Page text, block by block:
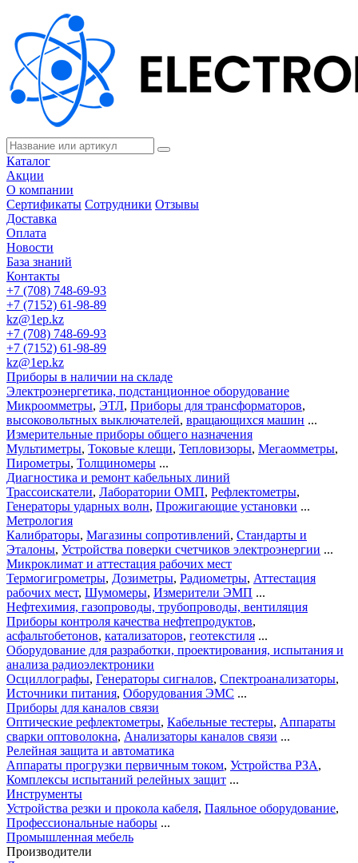
Каталог
Акции
О компании
Сертификаты Сотрудники Отзывы
Доставка
Оплата
Новости
База знаний
Контакты
+7 (708) 748-69-93
+7 (7152) 61-98-89
kz@1ep.kz
+7 (708) 748-69-93
+7 (7152) 61-98-89
kz@1ep.kz
Приборы в наличии на складе
Электроэнергетика, подстанционное оборудование
Микроомметры, ЭТЛ, Приборы для трансформаторов,
высоковольтных выключателей, вращающихся машин ...
Измерительные приборы общего назначения
Мультиметры, Токовые клещи, Тепловизоры, Мегаомметры,
Пирометры, Толщиномеры ...
Диагностика и ремонт кабельных линий
Трассоискатели, Лаборатории ОМП, Рефлектометры,
Генераторы ударных волн, Прожигающие установки ...
Метрология
Калибраторы, Магазины сопротивлений, Стандарты и
Эталоны, Устройства поверки счетчиков электроэнергии ...
Микроклимат и аттестация рабочих мест
Термогигрометры, Дозиметры, Радиометры, Аттестация
рабочих мест, Шумомеры, Измерители ЭМП ...
Нефтехимия, газопроводы, трубопроводы, вентиляция
Приборы контроля качества нефтепродуктов,
асфальтобетонов, катализаторов, геотекстиля ...
Оборудование для разработки, проектирования, испытания и
анализа радиоэлектроники
Осциллографы, Генераторы сигналов, Спектроанализаторы,
Источники питания, Оборудования ЭМС ...
Приборы для каналов связи
Оптические рефлектометры, Кабельные тестеры, Аппараты
сварки оптоволокна, Анализаторы каналов связи ...
Релейная защита и автоматика
Аппараты прогрузки первичным током, Устройства РЗА,
Комплексы испытаний релейных защит ...
Инструменты
Устройства резки и прокола кабеля, Паяльное оборудование,
Профессиональные наборы ...
Промышленная мебель
Производители